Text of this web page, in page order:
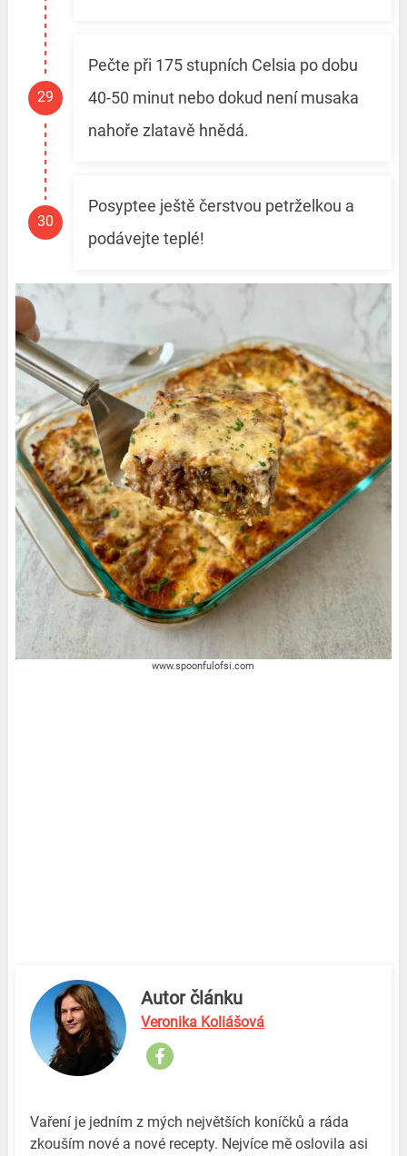
Pečte při 175 stupních Celsia po dobu
40-50 minut nebo dokud není musaka
nahoře zlatavě hnědá.
Posyptee ještě čerstvou petrželkou a
podávejte teplé!
www.spoonfulofsi.com
Autor článku
Veronika Koliášová
Vaření je jedním z mých největších koníčků a ráda
zkouším nové a nové recepty. Nejvíce mě oslovila asi